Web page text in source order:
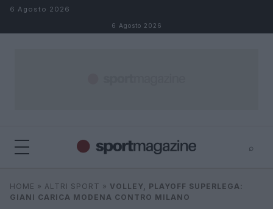
Salta al contenuto
6 Agosto 2026
6 Agosto 2026
⌕
Cerca
⌕
HOME » ALTRI SPORT » VOLLEY, PLAYOFF SUPERLEGA:
GIANI CARICA MODENA CONTRO MILANO